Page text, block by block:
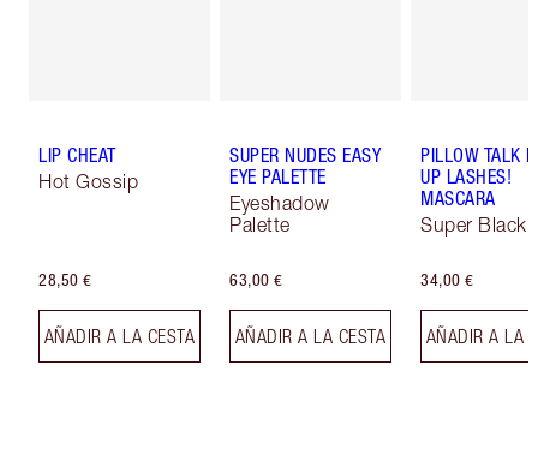
LIP CHEAT
Hot Gossip
28,50 €
AÑADIR A LA CESTA
SUPER NUDES EASY
EYE PALETTE
Eyeshadow
Palette
63,00 €
AÑADIR A LA CESTA
PILLOW TALK
UP LASHES!
MASCARA
Super Black
34,00 €
AÑADIR A LA